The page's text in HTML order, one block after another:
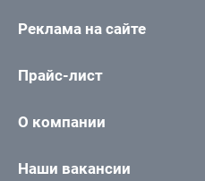
Реклама на сайте
Прайс-лист
О компании
Наши вакансии